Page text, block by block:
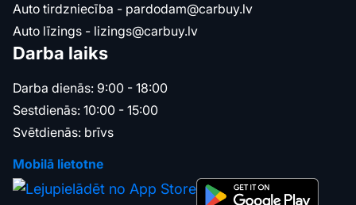
Auto tirdzniecība - pardodam@carbuy.lv
Auto līzings - lizings@carbuy.lv
Darba laiks
Darba dienās: 9:00 - 18:00
Sestdienās: 10:00 - 15:00
Svētdienās: brīvs
Mobilā lietotne